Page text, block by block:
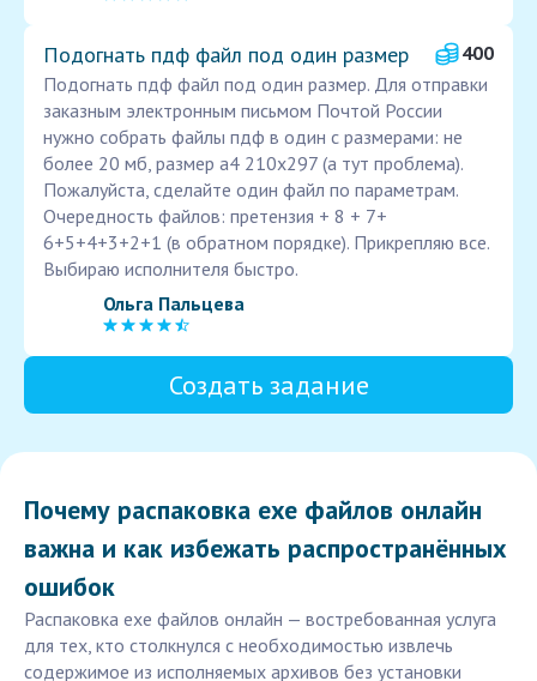
Подогнать пдф файл под один размер
400
Подогнать пдф файл под один размер. Для отправки
заказным электронным письмом Почтой России
нужно собрать файлы пдф в один с размерами: не
более 20 мб, размер а4 210х297 (а тут проблема).
Пожалуйста, сделайте один файл по параметрам.
Очередность файлов: претензия + 8 + 7+
6+5+4+3+2+1 (в обратном порядке). Прикрепляю все.
Выбираю исполнителя быстро.
Ольга Пальцева
Создать задание
Почему распаковка exe файлов онлайн
важна и как избежать распространённых
ошибок
Распаковка exe файлов онлайн — востребованная услуга
для тех, кто столкнулся с необходимостью извлечь
содержимое из исполняемых архивов без установки